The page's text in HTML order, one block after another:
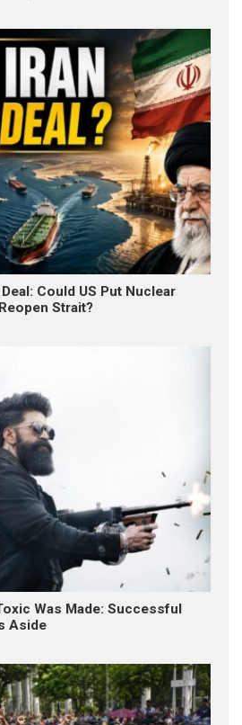
Could US Put Nuclear
Strait?
Was Made: Successful
Aside